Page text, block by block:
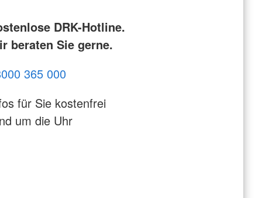
DRK-Hotline.
beraten Sie gerne.
365 000
für Sie kostenfrei
um die Uhr